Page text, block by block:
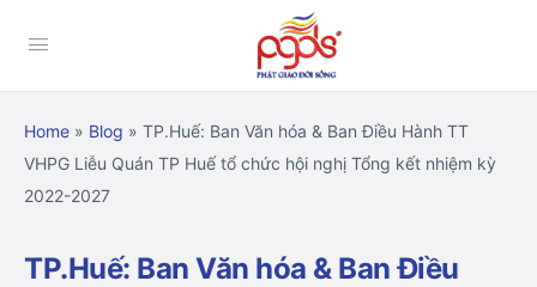
Home » Blog » TP.Huế: Ban Văn hóa & Ban Điều Hành TT
VHPG Liễu Quán TP Huế tổ chức hội nghị Tổng kết nhiệm kỳ
2022-2027
TP.Huế: Ban Văn hóa & Ban Điều